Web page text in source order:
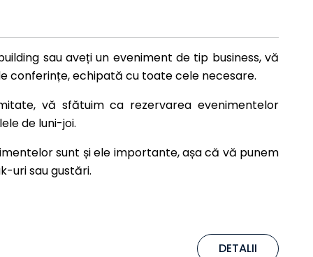
sau aveți un eveniment de tip business, vă
conferințe, echipată cu toate cele necesare.
vă sfătuim ca rezervarea evenimentelor
de luni-joi.
sunt și ele importante, așa că vă punem
uri sau gustări.
DETALII